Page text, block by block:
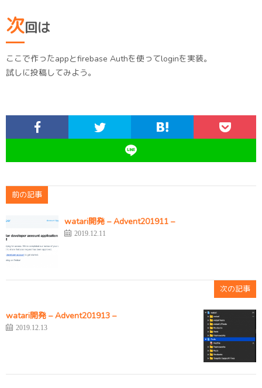
次回は
ここで作ったappとfirebase Authを使ってloginを実装。
試しに投稿してみよう。
前の記事
watari開発 – Advent201911 –
2019.12.11
次の記事
watari開発 – Advent201913 –
2019.12.13